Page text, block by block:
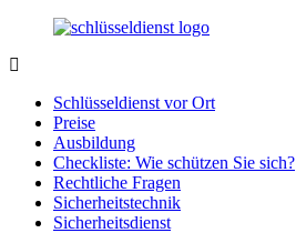
Zurück
Inhalt
Notlage
wird
gelöst!
Schlüsseldienst vor Ort
Preise
Ausbildung
Checkliste: Wie schützen Sie sich?
Rechtliche Fragen
Sicherheitstechnik
Sicherheitsdienst